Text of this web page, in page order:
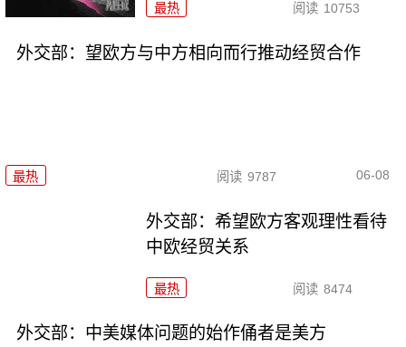
最热 阅读 10753
外交部：望欧方与中方相向而行推动经贸合作
最热 阅读 9787 06-08
外交部：希望欧方客观理性看待
中欧经贸关系
最热 阅读 8474
外交部：中美媒体问题的始作俑者是美方